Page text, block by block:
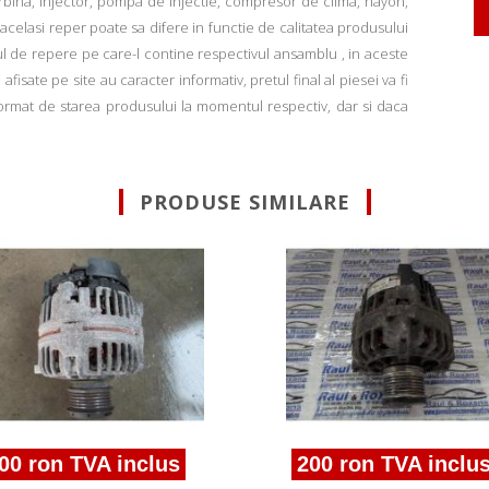
reper poate sa difere in functie de calitatea produsului
de repere pe care-l contine respectivul ansamblu , in aceste
pe site au caracter informativ, pretul final al piesei va fi
de starea produsului la momentul respectiv, dar si daca
PRODUSE SIMILARE
ron TVA inclus 200 ron TVA inclus